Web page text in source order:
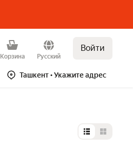
Корзина Русский
Войти
Ташкент• Укажите адрес
Выбор типа